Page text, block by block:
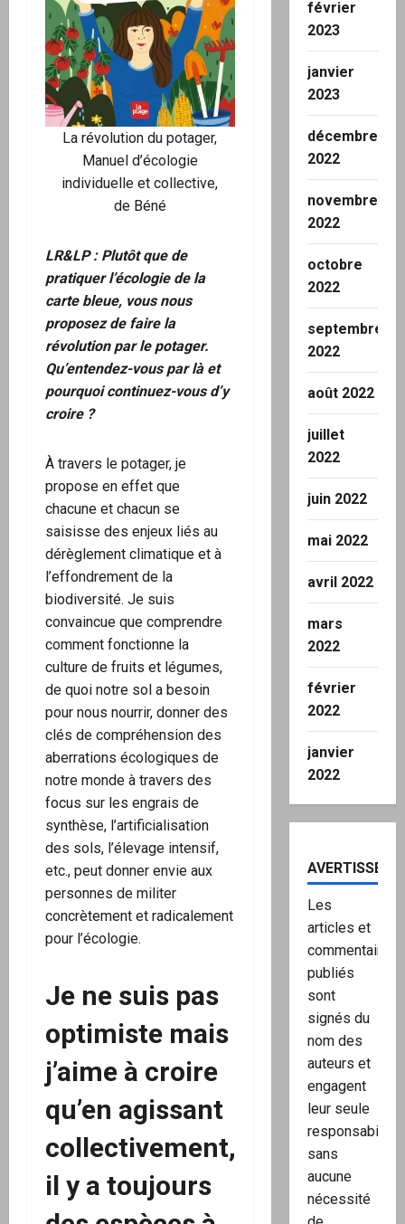
La révolution du potager,
Manuel d’écologie
individuelle et collective,
de Béné
LR&LP : Plutôt que de
pratiquer l’écologie de la
carte bleue, vous nous
proposez de faire la
révolution par le potager.
Qu’entendez-vous par là et
pourquoi continuez-vous d’y
croire ?
À travers le potager, je
propose en effet que
chacune et chacun se
saisisse des enjeux liés au
dérèglement climatique et à
l’effondrement de la
biodiversité. Je suis
convaincue que comprendre
comment fonctionne la
culture de fruits et légumes,
de quoi notre sol a besoin
pour nous nourrir, donner des
clés de compréhension des
aberrations écologiques de
notre monde à travers des
focus sur les engrais de
synthèse, l’artificialisation
des sols, l’élevage intensif,
etc., peut donner envie aux
personnes de militer
concrètement et radicalement
pour l’écologie.
Je ne suis pas
optimiste mais
j’aime à croire
qu’en agissant
collectivement,
il y a toujours
février
2023
janvier
2023
décembre
2022
novembre
2022
octobre
2022
septembre
2022
août 2022
juillet
2022
juin 2022
mai 2022
avril 2022
mars
2022
février
2022
janvier
2022
Les
articles et
commentaires
publiés
sont
signés du
nom des
auteurs et
engagent
leur seule
responsabilité,
sans
aucune
nécessité